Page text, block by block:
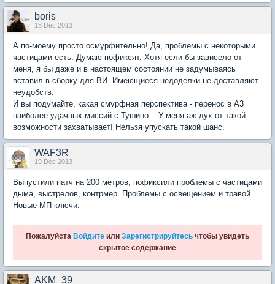
boris
18 Dec 2013
А по-моему просто осмурфительно! Да, проблемы с некоторыми
частицами есть. Думаю пофиксят. Хотя если бы зависело от
меня, я бы даже и в настоящем состоянии не задумываясь
вставил в сборку для ВИ. Имеющиеся недоделки не доставляют
неудобств.
И вы подумайте, какая смурфная перспектива - перенос в А3
наиболее удачных миссий с Тушино... У меня аж дух от такой
возможности захватывает! Нельзя упускать такой шанс.
WAF3R
19 Dec 2013
Выпустили патч на 200 метров, пофиксили проблемы с частицами
дыма, выстрелов, контрмер. Проблемы с освещением и травой.
Новые МП ключи.
Пожалуйста Войдите или Зарегистрируйтесь чтобы увидеть
скрытое содержание
AKM_39